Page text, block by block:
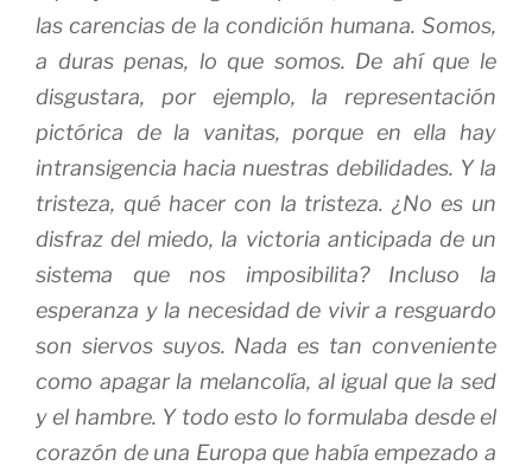
las carencias de la condición humana. Somos,
a duras penas, lo que somos. De ahí que le
disgustara, por ejemplo, la representación
pictórica de la vanitas, porque en ella hay
intransigencia hacia nuestras debilidades. Y la
tristeza, qué hacer con la tristeza. ¿No es un
disfraz del miedo, la victoria anticipada de un
sistema que nos imposibilita? Incluso la
esperanza y la necesidad de vivir a resguardo
son siervos suyos. Nada es tan conveniente
como apagar la melancolía, al igual que la sed
y el hambre. Y todo esto lo formulaba desde el
corazón de una Europa que había empezado a